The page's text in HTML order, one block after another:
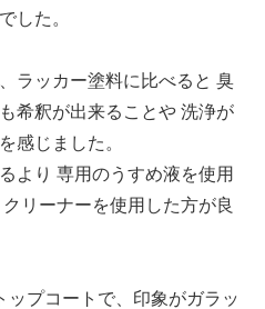
した。
ラッカー塗料に比べると 臭
希釈が出来ることや 洗浄が
感じました。
より 専用のうすめ液を使用
リーナーを使用した方が良
ップコートで、印象がガラッ